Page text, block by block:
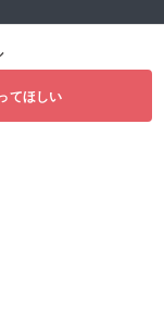
てほしい